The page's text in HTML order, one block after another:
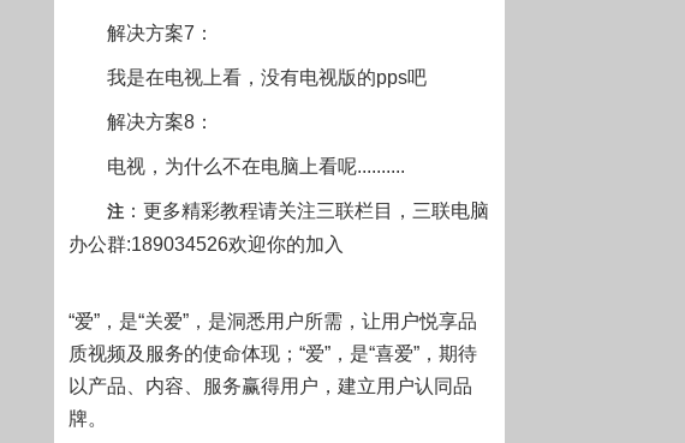
解决方案7：
我是在电视上看，没有电视版的pps吧
解决方案8：
电视，为什么不在电脑上看呢..........
注：更多精彩教程请关注三联栏目，三联电脑
办公群:189034526欢迎你的加入
“爱”，是“关爱”，是洞悉用户所需，让用户悦享品
质视频及服务的使命体现；“爱”，是“喜爱”，期待
以产品、内容、服务赢得用户，建立用户认同品
牌。